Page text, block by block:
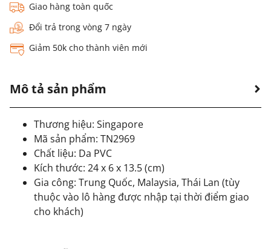
Giao hàng toàn quốc
Đổi trả trong vòng 7 ngày
Giảm 50k cho thành viên mới
Mô tả sản phẩm
Thương hiệu: Singapore
Mã sản phẩm: TN2969
Chất liệu: Da PVC
Kích thước: 24 x 6 x 13.5 (cm)
Gia công: Trung Quốc, Malaysia, Thái Lan (tùy
thuộc vào lô hàng được nhập tại thời điểm giao
cho khách)